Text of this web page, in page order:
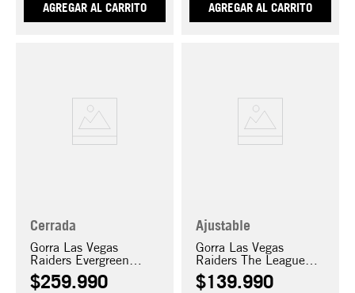
AGREGAR AL CARRITO AGREGAR AL CARRITO
Cerrada
Gorra Las Vegas
Raiders Evergreen
59FIFTY
$259.990
Ajustable
Gorra Las Vegas
Raiders The League
9FORTY
$139.990